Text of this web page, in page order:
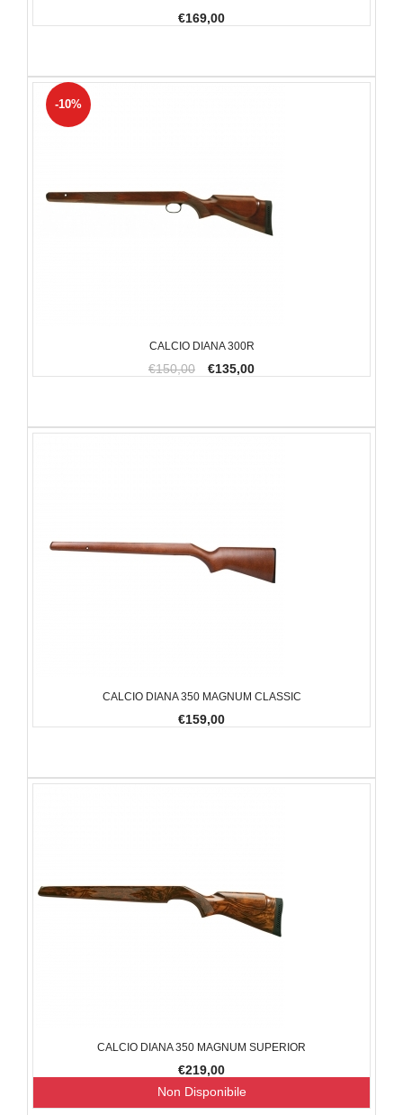
€169,00
CALCIO DIANA 300R
€150,00 €135,00
-10%
CALCIO DIANA 350 MAGNUM CLASSIC
€159,00
CALCIO DIANA 350 MAGNUM SUPERIOR
€219,00
Non Disponibile